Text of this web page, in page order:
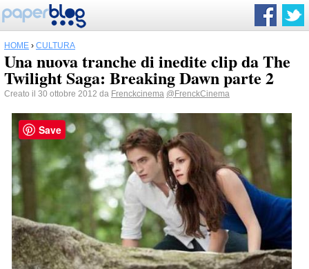
HOME › CULTURA
Una nuova tranche di inedite clip da The
Twilight Saga: Breaking Dawn parte 2
Creato il 30 ottobre 2012 da Frenckcinema @FrenckCinema
Save